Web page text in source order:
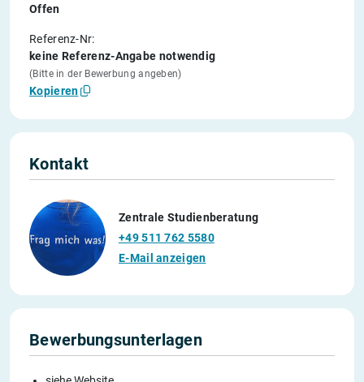
Offen
Referenz-Nr:
keine Referenz-Angabe notwendig
(Bitte in der Bewerbung angeben)
Kopieren
Kontakt
Zentrale Studienberatung
+49 511 762 5580
E-Mail anzeigen
Bewerbungsunterlagen